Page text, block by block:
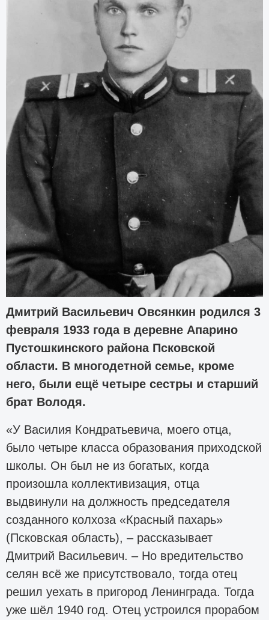
Дмитрий Васильевич Овсянкин родился 3
февраля 1933 года в деревне Апарино
Пустошкинского района Псковской
области. В многодетной семье, кроме
него, были ещё четыре сестры и старший
брат Володя.
«У Василия Кондратьевича, моего отца,
было четыре класса образования приходской
школы. Он был не из богатых, когда
произошла коллективизация, отца
выдвинули на должность председателя
созданного колхоза «Красный пахарь»
(Псковская область), – рассказывает
Дмитрий Васильевич. – Но вредительство
селян всё же присутствовало, тогда отец
решил уехать в пригород Ленинграда. Тогда
уже шёл 1940 год. Отец устроился прорабом